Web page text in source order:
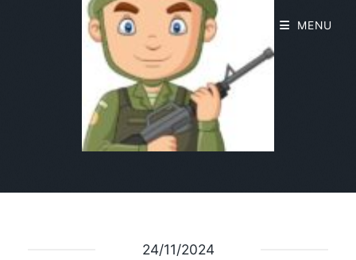
24/11/2024
MENU